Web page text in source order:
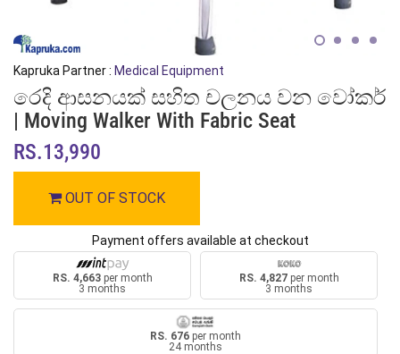
Kapruka Partner : Medical Equipment
රෙදි ආසනයක් සහිත චලනය වන වෝකර්
| Moving Walker With Fabric Seat
RS.13,990
OUT OF STOCK
Payment offers available at checkout
RS. 4,663per month
3 months
RS. 4,827per month
3 months
RS. 676 per month
24 months